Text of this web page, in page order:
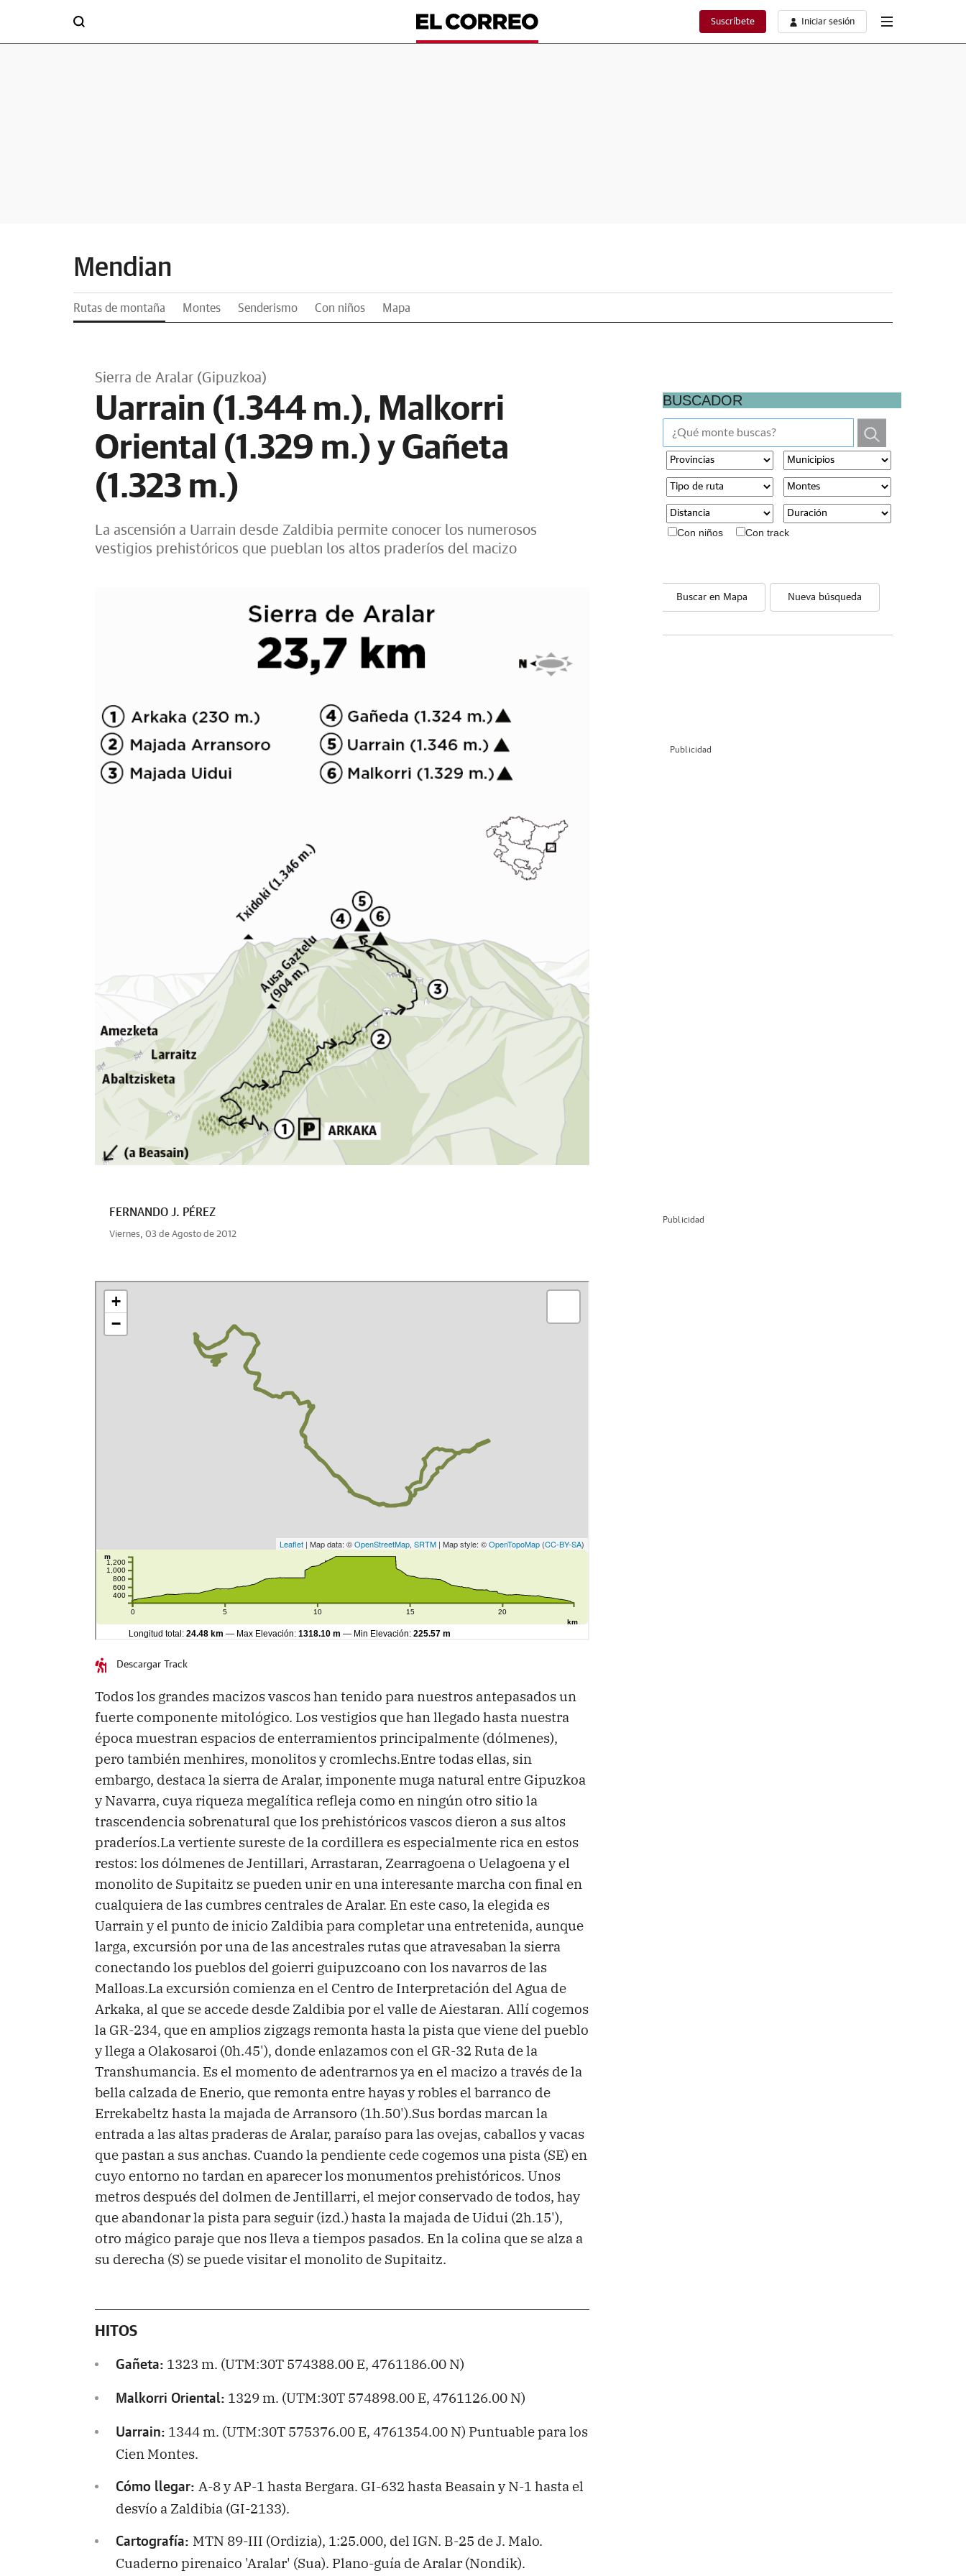
Suscríbete Iniciar sesión
Mendian
Rutas de montaña Montes Senderismo Con niños Mapa
Sierra de Aralar (Gipuzkoa)
Uarrain (1.344 m.), Malkorri
Oriental (1.329 m.) y Gañeta
(1.323 m.)
La ascensión a Uarrain desde Zaldibia permite conocer los numerosos
vestigios prehistóricos que pueblan los altos praderíos del macizo
FERNANDO J. PÉREZ
Viernes, 03 de Agosto de 2012
Descargar Track
Todos los grandes macizos vascos han tenido para nuestros antepasados un
fuerte componente mitológico. Los vestigios que han llegado hasta nuestra
época muestran espacios de enterramientos principalmente (dólmenes),
pero también menhires, monolitos y cromlechs.Entre todas ellas, sin
embargo, destaca la sierra de Aralar, imponente muga natural entre Gipuzkoa
y Navarra, cuya riqueza megalítica refleja como en ningún otro sitio la
trascendencia sobrenatural que los prehistóricos vascos dieron a sus altos
praderíos.La vertiente sureste de la cordillera es especialmente rica en estos
restos: los dólmenes de Jentillari, Arrastaran, Zearragoena o Uelagoena y el
monolito de Supitaitz se pueden unir en una interesante marcha con final en
cualquiera de las cumbres centrales de Aralar. En este caso, la elegida es
Uarrain y el punto de inicio Zaldibia para completar una entretenida, aunque
larga, excursión por una de las ancestrales rutas que atravesaban la sierra
conectando los pueblos del goierri guipuzcoano con los navarros de las
Malloas.La excursión comienza en el Centro de Interpretación del Agua de
Arkaka, al que se accede desde Zaldibia por el valle de Aiestaran. Allí cogemos
la GR-234, que en amplios zigzags remonta hasta la pista que viene del pueblo
y llega a Olakosaroi (0h.45'), donde enlazamos con el GR-32 Ruta de la
Transhumancia. Es el momento de adentrarnos ya en el macizo a través de la
bella calzada de Enerio, que remonta entre hayas y robles el barranco de
Errekabeltz hasta la majada de Arransoro (1h.50').Sus bordas marcan la
entrada a las altas praderas de Aralar, paraíso para las ovejas, caballos y vacas
que pastan a sus anchas. Cuando la pendiente cede cogemos una pista (SE) en
cuyo entorno no tardan en aparecer los monumentos prehistóricos. Unos
metros después del dolmen de Jentillarri, el mejor conservado de todos, hay
que abandonar la pista para seguir (izd.) hasta la majada de Uidui (2h.15'),
otro mágico paraje que nos lleva a tiempos pasados. En la colina que se alza a
su derecha (S) se puede visitar el monolito de Supitaitz.
HITOS
Gañeta: 1323 m. (UTM:30T 574388.00 E, 4761186.00 N)
Malkorri Oriental: 1329 m. (UTM:30T 574898.00 E, 4761126.00 N)
Uarrain: 1344 m. (UTM:30T 575376.00 E, 4761354.00 N) Puntuable para los
Cien Montes.
Cómo llegar: A-8 y AP-1 hasta Bergara. GI-632 hasta Beasain y N-1 hasta el
desvío a Zaldibia (GI-2133).
Cartografía: MTN 89-III (Ordizia), 1:25.000, del IGN. B-25 de J. Malo.
Cuaderno pirenaico 'Aralar' (Sua). Plano-guía de Aralar (Nondik).
BUSCADOR
Con niños Con track
Buscar en Mapa Nueva búsqueda
Publicidad
Publicidad